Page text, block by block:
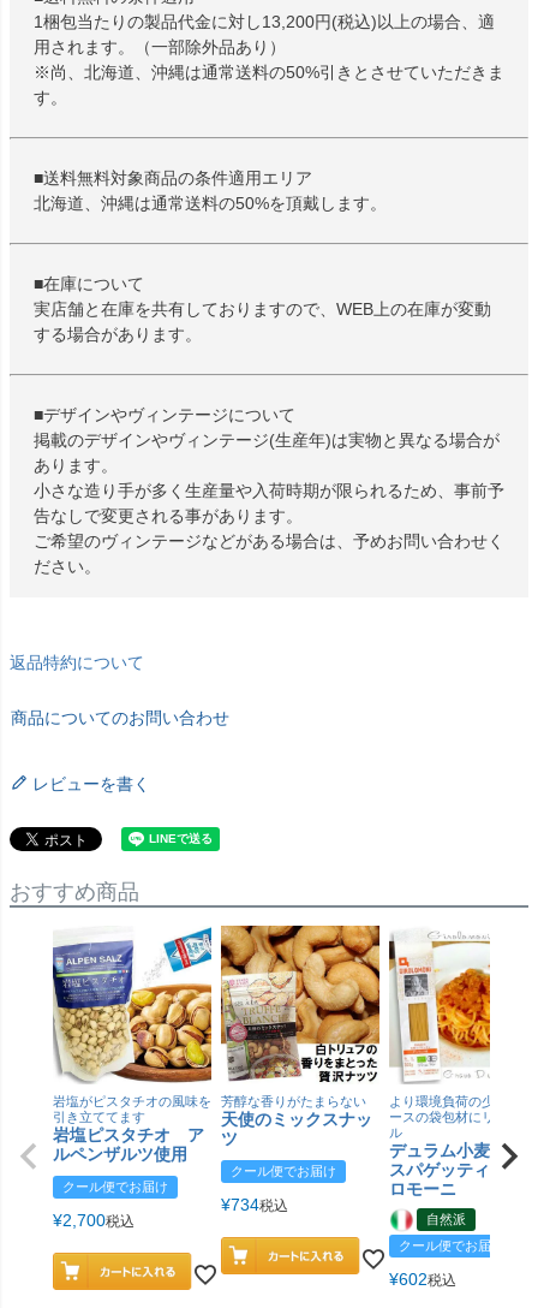
1梱包当たりの製品代金に対し13,200円(税込)以上の場合、適
用されます。（一部除外品あり）
※尚、北海道、沖縄は通常送料の50%引きとさせていただきま
す。
■送料無料対象商品の条件適用エリア
北海道、沖縄は通常送料の50%を頂戴します。
■在庫について
実店舗と在庫を共有しておりますので、WEB上の在庫が変動
する場合があります。
■デザインやヴィンテージについて
掲載のデザインやヴィンテージ(生産年)は実物と異なる場合が
あります。
小さな造り手が多く生産量や入荷時期が限られるため、事前予
告なしで変更される事があります。
ご希望のヴィンテージなどがある場合は、予めお問い合わせく
ださい。
返品特約について
商品についてのお問い合わせ
レビューを書く
おすすめ商品
岩塩がピスタチオの風味を
引き立ててます
岩塩ピスタチオ ア
ルペンザルツ使用
クール便でお届け
¥2,700税込
芳醇な香りがたまらない
天使のミックスナッ
ツ
クール便でお届け
¥734税込
より環境負荷の少ない紙
ースの袋包材にリニュー
ル
デュラム小麦 有
スパゲッティ／ジ
ロモーニ
自然派
クール便でお届け
¥602税込